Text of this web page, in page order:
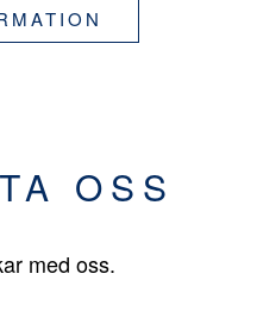
OSS
med oss.